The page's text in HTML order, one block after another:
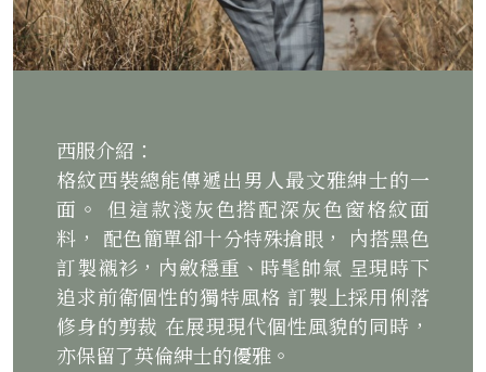
西服介紹：
格紋西裝總能傳遞出男人最文雅紳士的一
面。 但這款淺灰色搭配深灰色窗格紋面
料， 配色簡單卻十分特殊搶眼， 內搭黑色
訂製襯衫，內斂穩重、時髦帥氣 呈現時下
追求前衛個性的獨特風格 訂製上採用俐落
修身的剪裁 在展現現代個性風貌的同時，
亦保留了英倫紳士的優雅。